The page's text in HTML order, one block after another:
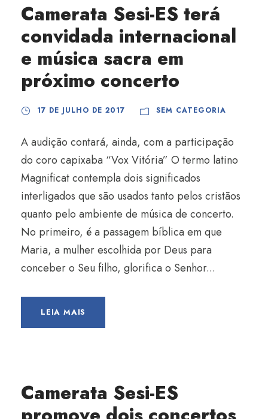
Camerata Sesi-ES terá
convidada internacional
e música sacra em
próximo concerto
17 DE JULHO DE 2017 SEM CATEGORIA
A audição contará, ainda, com a participação
do coro capixaba “Vox Vitória” O termo latino
Magnificat contempla dois significados
interligados que são usados tanto pelos cristãos
quanto pelo ambiente de música de concerto.
No primeiro, é a passagem bíblica em que
Maria, a mulher escolhida por Deus para
conceber o Seu filho, glorifica o Senhor...
LEIA MAIS
Camerata Sesi-ES